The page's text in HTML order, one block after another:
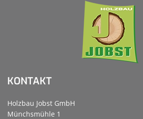
KONTAKT
Holzbau Jobst GmbH
Münchsmühle 1